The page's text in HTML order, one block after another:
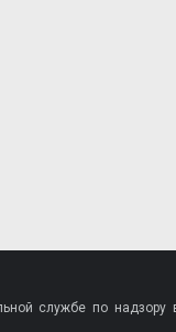
службе по надзору